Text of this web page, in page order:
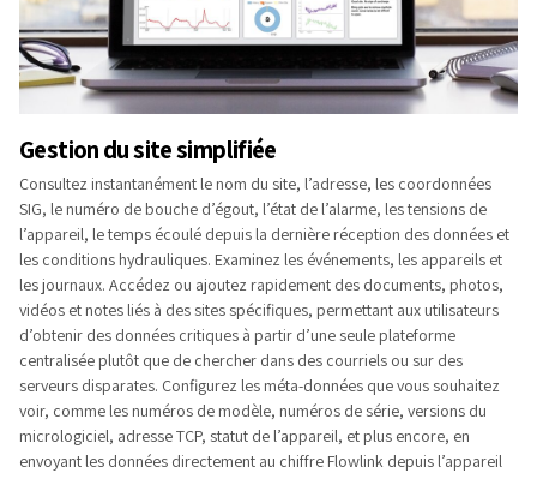
Gestion du site simplifiée
Consultez instantanément le nom du site, l’adresse, les coordonnées
SIG, le numéro de bouche d’égout, l’état de l’alarme, les tensions de
l’appareil, le temps écoulé depuis la dernière réception des données et
les conditions hydrauliques. Examinez les événements, les appareils et
les journaux. Accédez ou ajoutez rapidement des documents, photos,
vidéos et notes liés à des sites spécifiques, permettant aux utilisateurs
d’obtenir des données critiques à partir d’une seule plateforme
centralisée plutôt que de chercher dans des courriels ou sur des
serveurs disparates. Configurez les méta-données que vous souhaitez
voir, comme les numéros de modèle, numéros de série, versions du
micrologiciel, adresse TCP, statut de l’appareil, et plus encore, en
envoyant les données directement au chiffre Flowlink depuis l’appareil